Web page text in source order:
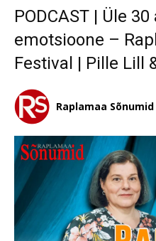
PODCAST | Üle
emotsioone –
Festival | Pille Lill
Raplamaa Sõnumid